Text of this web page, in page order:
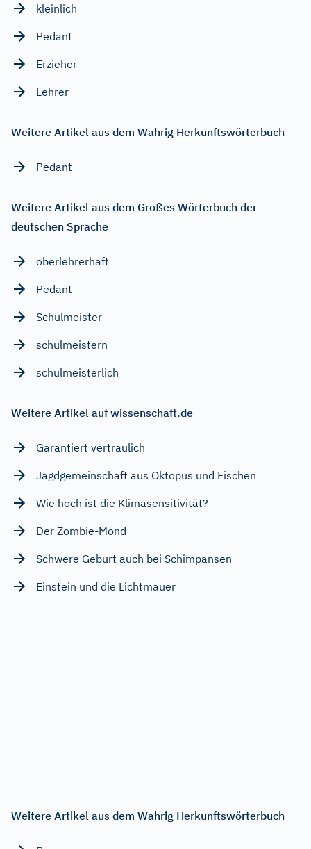
kleinlich
Pedant
Erzieher
Lehrer
Weitere Artikel aus dem Wahrig Herkunftswörterbuch
Pedant
Weitere Artikel aus dem Großes Wörterbuch der
deutschen Sprache
oberlehrerhaft
Pedant
Schulmeister
schulmeistern
schulmeisterlich
Weitere Artikel auf wissenschaft.de
Garantiert vertraulich
Jagdgemeinschaft aus Oktopus und Fischen
Wie hoch ist die Klimasensitivität?
Der Zombie-Mond
Schwere Geburt auch bei Schimpansen
Einstein und die Lichtmauer
Weitere Artikel aus dem Wahrig Herkunftswörterbuch